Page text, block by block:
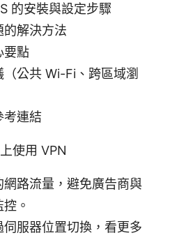
的安裝與設定步驟
的解決方法
要點
公共 Wi-Fi、跨區域瀏
考連結
使用 VPN
路流量，避免廣告商與
。
服器位置切換，看更多